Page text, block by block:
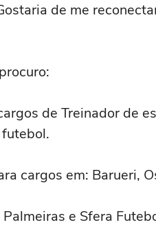
de me
de Treinador de
cargos em: Barueri,
e Sfera